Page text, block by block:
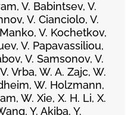
V. Babintsev, V.
V. Cianciolo, V.
V. Kochetkov,
V. Papavassiliou,
V. Samsonov, V.
Vrba, W. A. Zajc, W.
W. Holzmann,
W. Xie, X. H. Li, X.
Y. Akiba, Y.